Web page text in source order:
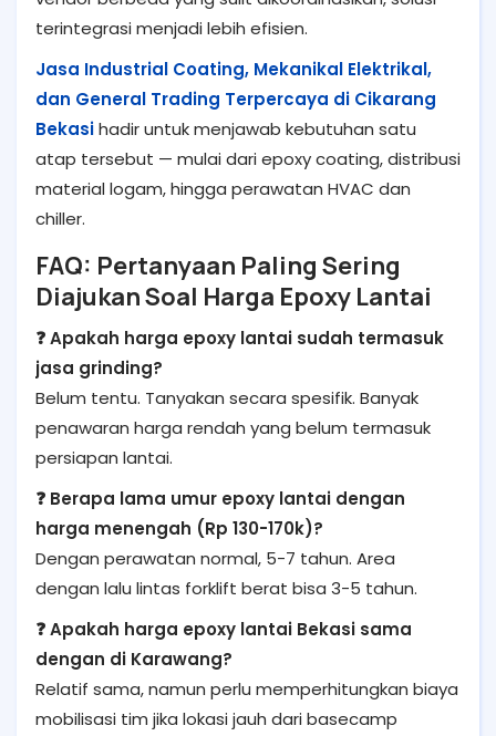
terintegrasi menjadi lebih efisien.
Jasa Industrial Coating, Mekanikal Elektrikal,
dan General Trading Terpercaya di Cikarang
Bekasihadir untuk menjawab kebutuhan satu
atap tersebut — mulai dari epoxy coating, distribusi
material logam, hingga perawatan HVAC dan
chiller.
FAQ: Pertanyaan Paling Sering
Diajukan Soal Harga Epoxy Lantai
❓ Apakah harga epoxy lantai sudah termasuk
jasa grinding?
Belum tentu. Tanyakan secara spesifik. Banyak
penawaran harga rendah yang belum termasuk
persiapan lantai.
❓ Berapa lama umur epoxy lantai dengan
harga menengah (Rp 130-170k)?
Dengan perawatan normal, 5-7 tahun. Area
dengan lalu lintas forklift berat bisa 3-5 tahun.
❓ Apakah harga epoxy lantai Bekasi sama
dengan di Karawang?
Relatif sama, namun perlu memperhitungkan biaya
mobilisasi tim jika lokasi jauh dari basecamp